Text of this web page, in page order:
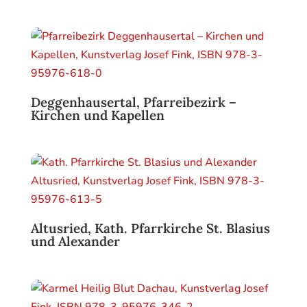
Deggenhausertal, Pfarreibezirk –
Kirchen und Kapellen
Altusried, Kath. Pfarrkirche St. Blasius
und Alexander